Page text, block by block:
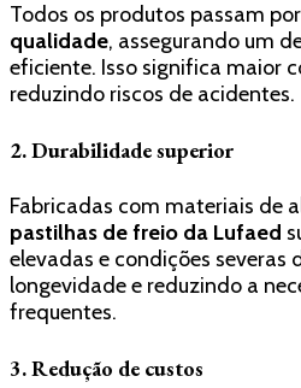
Todos os produtos passam
qualidade, assegurando um
eficiente. Isso significa maior
reduzindo riscos de acidentes.
2. Durabilidade superior
Fabricadas com materiais de
pastilhas de freio da Lufaed
elevadas e condições severas
longevidade e reduzindo a
frequentes.
3. Redução de custos